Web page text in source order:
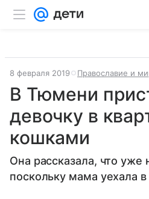
8 февраля 2019 Православие и
В Тюмени
девочку в
кошками
Она рассказала, что
поскольку мама уехала